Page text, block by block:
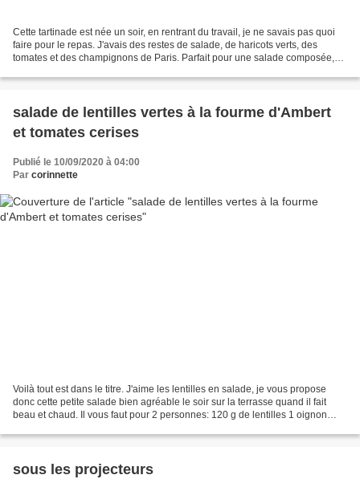
Cette tartinade est née un soir, en rentrant du travail, je ne savais pas quoi
faire pour le repas. J'avais des restes de salade, de haricots verts, des
tomates et des champignons de Paris. Parfait pour une salade composée,
salade de lentilles vertes à la fourme d'Ambert
et tomates cerises
Publié le 10/09/2020 à 04:00
Par corinnette
Voilà tout est dans le titre. J'aime les lentilles en salade, je vous propose
donc cette petite salade bien agréable le soir sur la terrasse quand il fait
beau et chaud. Il vous faut pour 2 personnes: 120 g de lentilles 1 oignon
sous les projecteurs